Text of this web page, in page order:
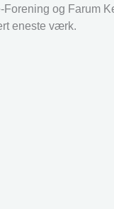
og Farum
eneste værk.